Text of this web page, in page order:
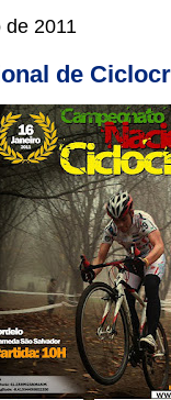
de 2011
de